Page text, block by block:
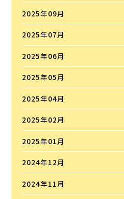
2025年09月
2025年07月
2025年06月
2025年05月
2025年04月
2025年02月
2025年01月
2024年12月
2024年11月